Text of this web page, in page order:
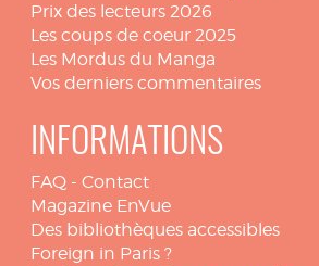
Prix des lecteurs 2026
Les coups de coeur 2025
Les Mordus du Manga
Vos derniers commentaires
INFORMATIONS
FAQ - Contact
Magazine EnVue
Des bibliothèques accessibles
Foreign in Paris ?